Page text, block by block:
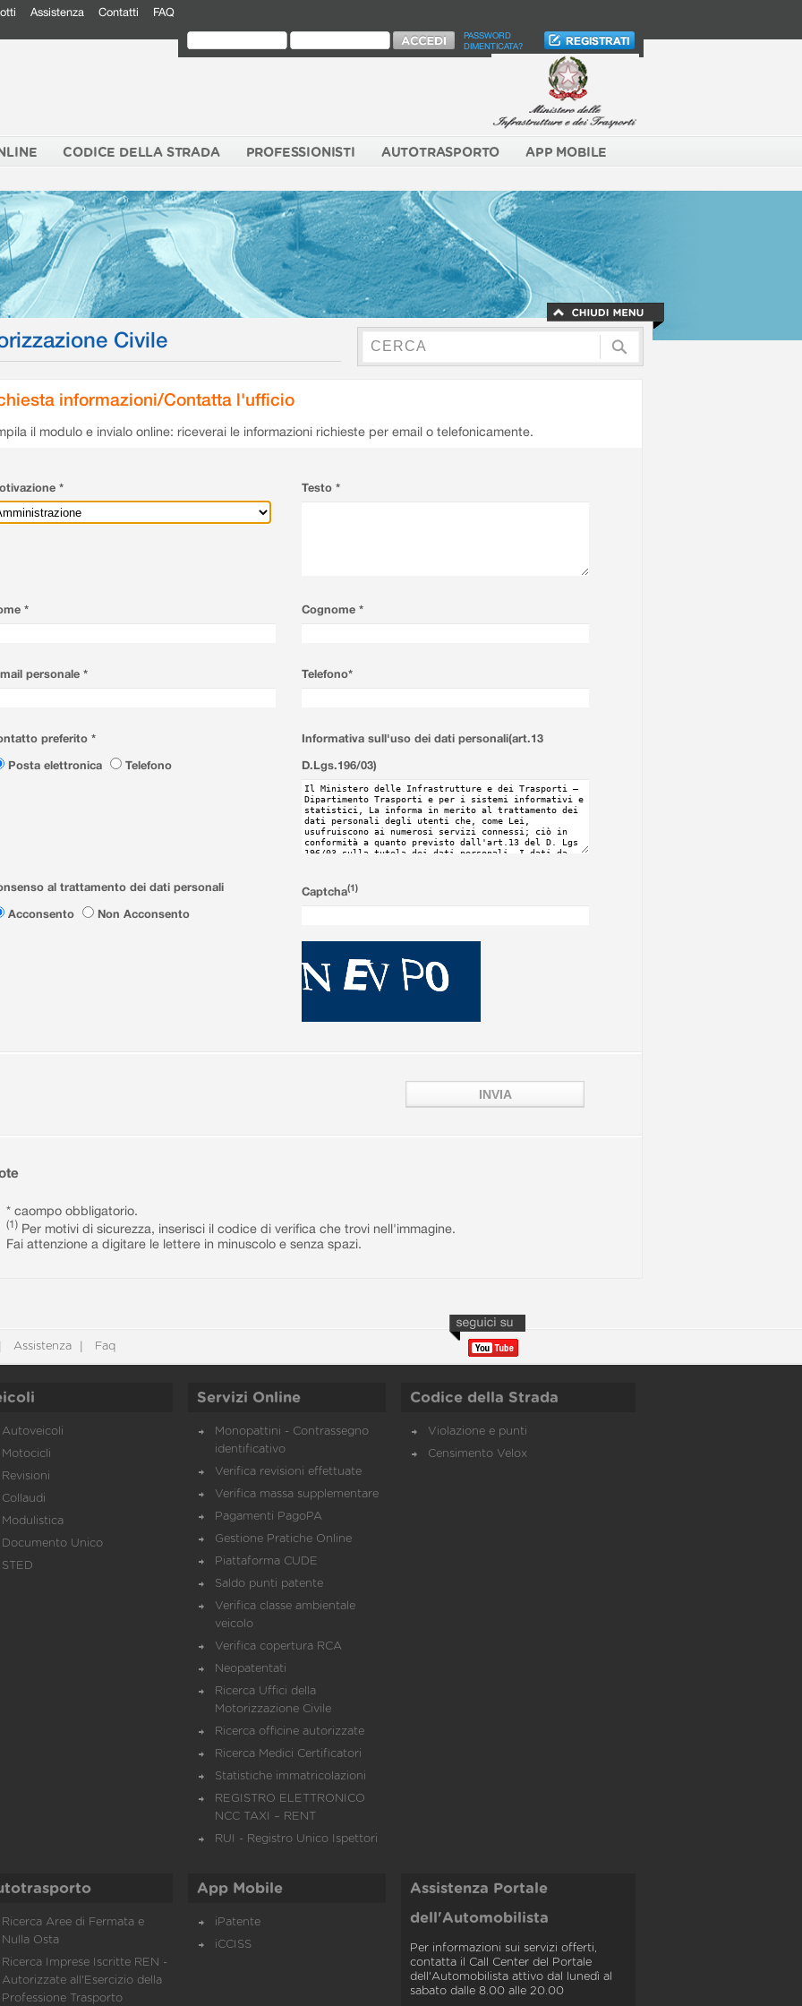
Assistenza Contatti FAQ
PASSWORD
DIMENTICATA?
CODICE DELLA STRADA PROFESSIONISTI AUTOTRASPORTO APP MOBILE
Civile
informazioni/Contatta l'ufficio
il modulo e invialo online: riceverai le informazioni richieste per email o telefonicamente.
* Testo *
* Cognome *
personale * Telefono*
preferito *
Posta elettronica
Telefono
Informativa sull'uso dei dati personali(art.13
D.Lgs.196/03)
al trattamento dei dati personali
Acconsento
Non Acconsento
Captcha(1)
* caompo obbligatorio.
(1) Per motivi di sicurezza, inserisci il codice di verifica che trovi nell'immagine.
Fai attenzione a digitare le lettere in minuscolo e senza spazi.
Assistenza Faq
Autoveicoli
Motocicli
Revisioni
Collaudi
Modulistica
Documento Unico
STED
Servizi Online
Monopattini - Contrassegno
identificativo
Verifica revisioni effettuate
Verifica massa supplementare
Pagamenti PagoPA
Gestione Pratiche Online
Piattaforma CUDE
Saldo punti patente
Verifica classe ambientale
veicolo
Verifica copertura RCA
Neopatentati
Ricerca Uffici della
Motorizzazione Civile
Ricerca officine autorizzate
Ricerca Medici Certificatori
Statistiche immatricolazioni
REGISTRO ELETTRONICO
NCC TAXI – RENT
RUI - Registro Unico Ispettori
Codice della Strada
Violazione e punti
Censimento Velox
Ricerca Aree di Fermata e
Nulla Osta
Ricerca Imprese Iscritte REN -
Autorizzate all'Esercizio della
Professione Trasporto
App Mobile
iPatente
iCCISS
Assistenza Portale
dell'Automobilista
Per informazioni sui servizi offerti,
contatta il Call Center del Portale
dell'Automobilista attivo dal lunedì al
sabato dalle 8.00 alle 20.00